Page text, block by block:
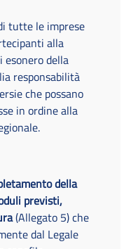
tutte le imprese
alla
esonero della
responsabilità
che possano
in ordine alla
della
previsti,
(Allegato 5) che
dal Legale